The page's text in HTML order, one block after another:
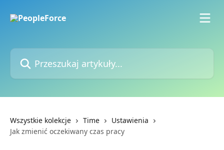
Przeszukaj artykuły...
Wszystkie kolekcje Time
Ustawienia
Jak zmienić oczekiwany czas pracy